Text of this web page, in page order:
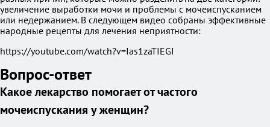
увеличение выработки мочи и проблемы с мочеиспусканием
или недержанием. В следующем видео собраны эффективные
народные рецепты для лечения неприятности:
https://youtube.com/watch?v=Ias1zaTIEGI
Вопрос-ответ
Какое лекарство помогает от частого
мочеиспускания у женщин?